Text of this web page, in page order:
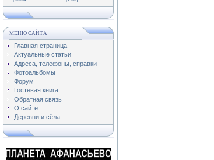
МЕНЮ САЙТА
Главная страница
Актуальные статьи
Адреса, телефоны, справки
Фотоальбомы
Форум
Гостевая книга
Обратная связь
О сайте
Деревни и сёла